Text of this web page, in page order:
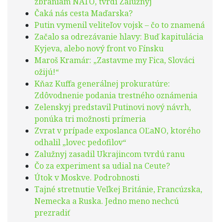
Čaká nás cesta Maďarska?
Putin vymenil veliteľov vojsk – čo to znamená
Začalo sa odrezávanie hlavy: Buď kapitulácia
Kyjeva, alebo nový front vo Fínsku
Maroš Kramár: „Zastavme my Fica, Slováci
ožijú!“
Kňaz Kuffa generálnej prokuratúre:
Zdôvodnenie podania trestného oznámenia
Zelenskyj predstavil Putinovi nový návrh,
ponúka tri možnosti prímeria
Zvrat v prípade exposlanca OĽaNO, ktorého
odhalil „lovec pedofilov“
Zalužnyj zasadil Ukrajincom tvrdú ranu
Čo za experiment sa udial na Ceute?
Útok v Moskve. Podrobnosti
Tajné stretnutie Veľkej Británie, Francúzska,
Nemecka a Ruska. Jedno meno nechcú
prezradiť